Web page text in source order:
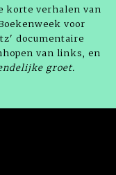
korte verhalen van
voor
documentaire
van links, en
groet.